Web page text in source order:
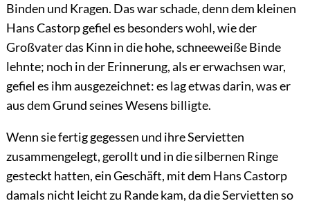
Binden und Kragen. Das war schade, denn dem kleinen
Hans Castorp gefiel es besonders wohl, wie der
Großvater das Kinn in die hohe, schneeweiße Binde
lehnte; noch in der Erinnerung, als er erwachsen war,
gefiel es ihm ausgezeichnet: es lag etwas darin, was er
aus dem Grund seines Wesens billigte.
Wenn sie fertig gegessen und ihre Servietten
zusammengelegt, gerollt und in die silbernen Ringe
gesteckt hatten, ein Geschäft, mit dem Hans Castorp
damals nicht leicht zu Rande kam, da die Servietten so